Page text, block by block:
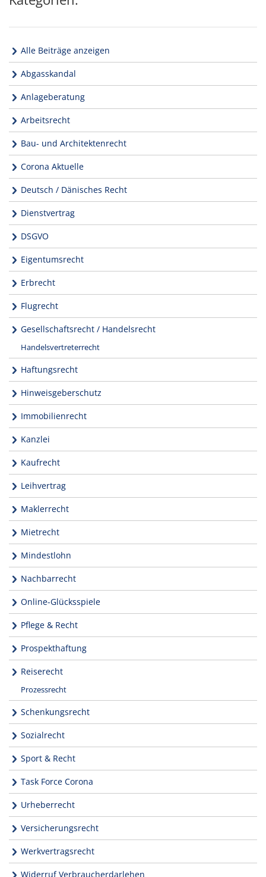
Alle Beiträge anzeigen
Abgasskandal
Anlageberatung
Arbeitsrecht
Bau- und Architektenrecht
Corona Aktuelle
Deutsch / Dänisches Recht
Dienstvertrag
DSGVO
Eigentumsrecht
Erbrecht
Flugrecht
Gesellschaftsrecht / Handelsrecht
Handelsvertreterrecht
Haftungsrecht
Hinweisgeberschutz
Immobilienrecht
Kanzlei
Kaufrecht
Leihvertrag
Maklerrecht
Mietrecht
Mindestlohn
Nachbarrecht
Online-Glücksspiele
Pflege & Recht
Prospekthaftung
Reiserecht
Prozessrecht
Schenkungsrecht
Sozialrecht
Sport & Recht
Task Force Corona
Urheberrecht
Versicherungsrecht
Werkvertragsrecht
Widerruf Verbraucherdarlehen